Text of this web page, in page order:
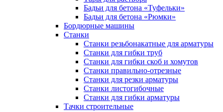
Бадьи для бетона «Туфельки»
Бадьи для бетона «Рюмки»
Бордюрные машины
Станки
Станки резьбонакатные для арматуры
Станки для гибки труб
Станки для гибки скоб и хомутов
Станки правильно-отрезные
Станки для резки арматуры
Станки листогибочные
Станки для гибки арматуры
Тачки строительные